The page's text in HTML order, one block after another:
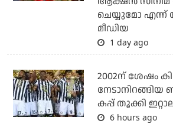
ചെയ്യുമോ
മീഡിയ
1 day ago
2002ന് ശേഷം
കപ്പ് തൂക്കി
6 hours ago